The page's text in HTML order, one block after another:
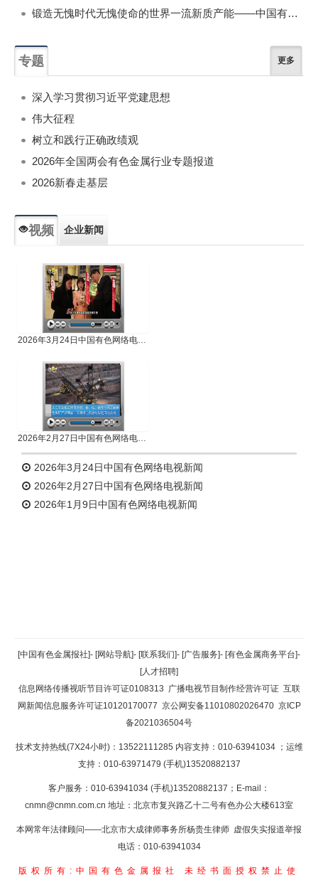
锻造无愧时代无愧使命的世界一流新质产能——中国有色金属工业的战略应对与破局之道（二）
专题 更多
深入学习贯彻习近平党建思想
伟大征程
树立和践行正确政绩观
2026年全国两会有色金属行业专题报道
2026新春走基层
视频 企业新闻
2026年3月24日中国有色网络电视新闻
2026年2月27日中国有色网络电视新闻
2026年3月24日中国有色网络电视新闻
2026年2月27日中国有色网络电视新闻
2026年1月9日中国有色网络电视新闻
返回顶部
返回首页
[中国有色金属报社]- [网站导航]- [联系我们]- [广告服务]- [有色金属商务平台]-
[人才招聘]
信息网络传播视听节目许可证0108313 广播电视节目制作经营许可证 互联
网新闻信息服务许可证10120170077 京公网安备11010802026470 京ICP
备2021036504号
技术支持热线(7X24小时)：13522111285 内容支持：010-63941034 ；运维
支持：010-63971479 (手机)13520882137
客户服务：010-63941034 (手机)13520882137；E-mail：
cnmn@cnmn.com.cn 地址：北京市复兴路乙十二号有色办公大楼613室
本网常年法律顾问——北京市大成律师事务所杨贵生律师 虚假失实报道举报
电话：010-63941034
版权所有:中国有色金属报社 未经书面授权禁止使